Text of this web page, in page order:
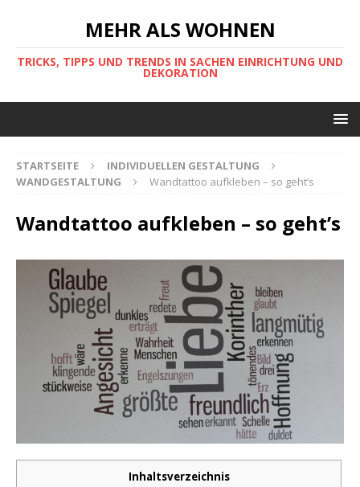
MEHR ALS WOHNEN
TRICKS, TIPPS UND TRENDS IN SACHEN EINRICHTUNG UND
DEKORATION
STARTSEITE
INDIVIDUELLEN GESTALTUNG
WANDGESTALTUNG
Wandtattoo aufkleben – so geht’s
Wandtattoo aufkleben – so geht’s
Inhaltsverzeichnis